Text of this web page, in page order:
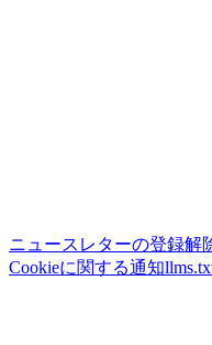
ニュースレターの登録解
Cookieに関する通知